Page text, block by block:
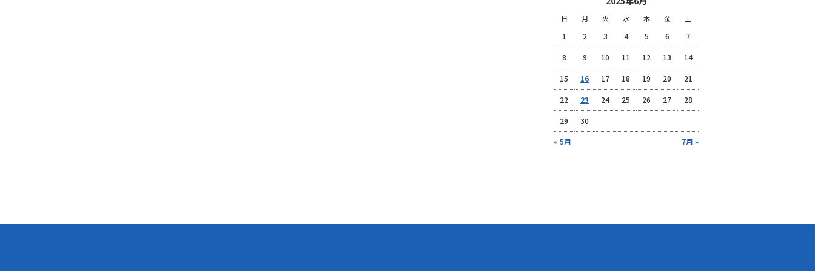
日 月 火 水 木 金 土
« 5月 7月 »
1 2 3 4 5 6 7
8 9 10 11 12 13 14
15 16 17 18 19 20 21
22 23 24 25 26 27 28
29 30